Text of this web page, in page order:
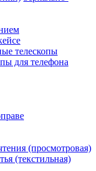
телескопы
для телефона
(просмотровая)
(текстильная)